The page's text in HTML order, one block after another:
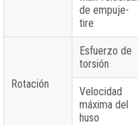
de empuje-
tire
Rotación
Esfuerzo de
torsión
Velocidad
máxima del
huso